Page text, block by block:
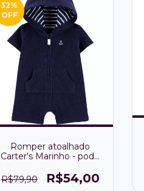
32%
OFF
Romper atoalhado
Carter's Marinho - pode
R$79,90
R$54,00